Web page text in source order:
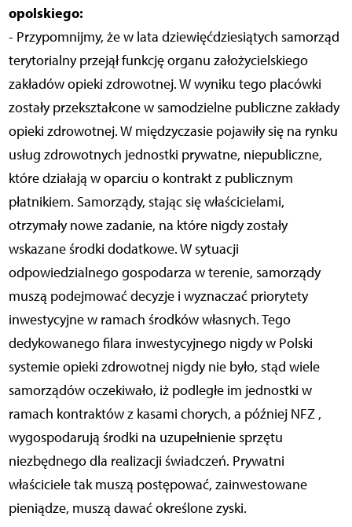
opolskiego:
- Przypomnijmy, że w lata dziewięćdziesiątych samorząd
terytorialny przejął funkcję organu założycielskiego
zakładów opieki zdrowotnej. W wyniku tego placówki
zostały przekształcone w samodzielne publiczne zakłady
opieki zdrowotnej. W międzyczasie pojawiły się na rynku
usług zdrowotnych jednostki prywatne, niepubliczne,
które działają w oparciu o kontrakt z publicznym
płatnikiem. Samorządy, stając się właścicielami,
otrzymały nowe zadanie, na które nigdy zostały
wskazane środki dodatkowe. W sytuacji
odpowiedzialnego gospodarza w terenie, samorządy
muszą podejmować decyzje i wyznaczać priorytety
inwestycyjne w ramach środków własnych. Tego
dedykowanego filara inwestycyjnego nigdy w Polski
systemie opieki zdrowotnej nigdy nie było, stąd wiele
samorządów oczekiwało, iż podległe im jednostki w
ramach kontraktów z kasami chorych, a później NFZ ,
wygospodarują środki na uzupełnienie sprzętu
niezbędnego dla realizacji świadczeń. Prywatni
właściciele tak muszą postępować, zainwestowane
pieniądze, muszą dawać określone zyski.